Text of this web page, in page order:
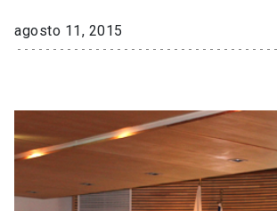
agosto 11, 2015